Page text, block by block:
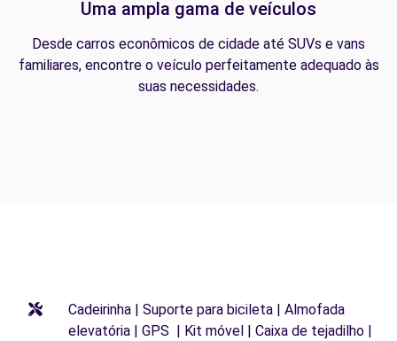
Uma ampla gama de veículos
Desde carros econômicos de cidade até SUVs e vans
familiares, encontre o veículo perfeitamente adequado às
suas necessidades.
Cadeirinha | Suporte para bicileta | Almofada
elevatória | GPS | Kit móvel | Caixa de tejadilho |